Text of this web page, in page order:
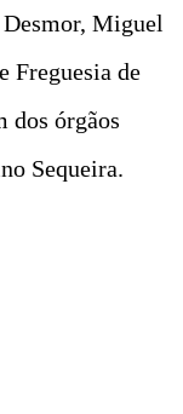
Miguel
Freguesia de
dos órgãos
Sequeira.